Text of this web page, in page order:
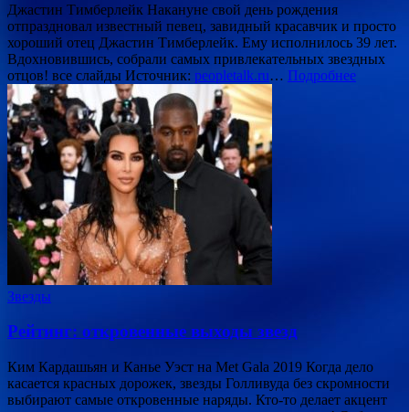
Джастин Тимберлейк Накануне свой день рождения
отпраздновал известный певец, завидный красавчик и просто
хороший отец Джастин Тимберлейк. Ему исполнилось 39 лет.
Вдохновившись, собрали самых привлекательных звездных
отцов! все слайды Источник: peopletalk.ru… Подробнее
Звезды
Рейтинг: откровенные выходы звезд
Ким Кардашьян и Канье Уэст на Met Gala 2019 Когда дело
касается красных дорожек, звезды Голливуда без скромности
выбирают самые откровенные наряды. Кто-то делает акцент